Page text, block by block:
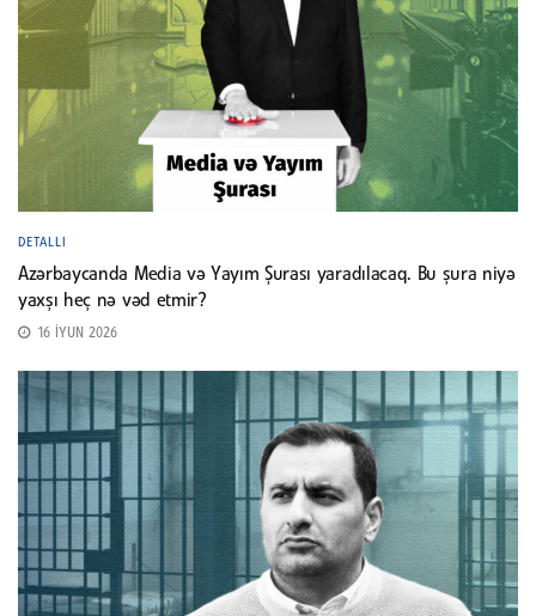
DETALLI
Azərbaycanda Media və Yayım Şurası yaradılacaq. Bu şura niyə
yaxşı heç nə vəd etmir?
16 İYUN 2026